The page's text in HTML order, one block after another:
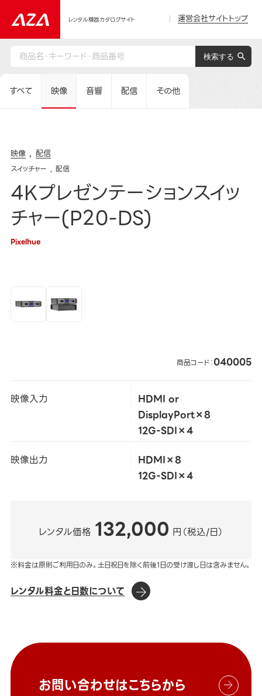
レンタル機器カタログサイト 運営会社サイトトップ
すべて 映像 音響 配信 その他
映像 配信
スイッチャー 配信
4Kプレゼンテーションスイッ
チャー(P20-DS)
Pixelhue
商品コード：040005
映像入力
HDMI or
DisplayPort×8
12G-SDI×4
映像出力
HDMI×8
12G-SDI×4
レンタル価格 132,000 円（税込/日）
※料金は原則ご利用日のみ。土日祝日を除く前後1日の受け渡し日は含みません。
レンタル料金と日数について
お問い合わせはこちらから